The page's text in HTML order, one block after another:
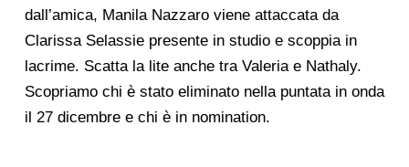
dall’amica, Manila Nazzaro viene attaccata da
Clarissa Selassie presente in studio e scoppia in
lacrime. Scatta la lite anche tra Valeria e Nathaly.
Scopriamo chi è stato eliminato nella puntata in onda
il 27 dicembre e chi è in nomination.